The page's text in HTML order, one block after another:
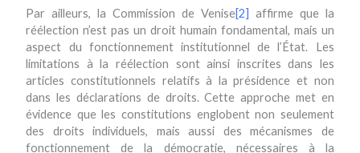
Par ailleurs, la Commission de Venise[2] affirme que la
réélection n’est pas un droit humain fondamental, mais un
aspect du fonctionnement institutionnel de l’État. Les
limitations à la réélection sont ainsi inscrites dans les
articles constitutionnels relatifs à la présidence et non
dans les déclarations de droits. Cette approche met en
évidence que les constitutions englobent non seulement
des droits individuels, mais aussi des mécanismes de
fonctionnement de la démocratie, nécessaires à la